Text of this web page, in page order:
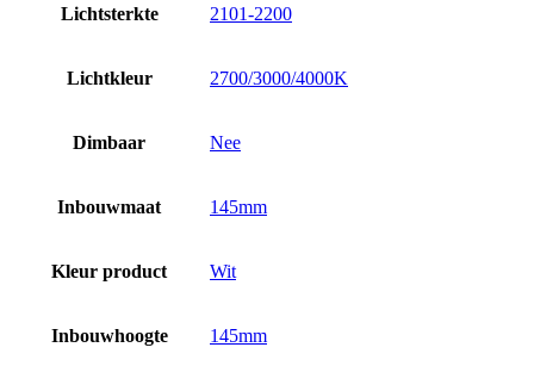
Lichtsterkte 2101-2200
Lichtkleur 2700/3000/4000K
Dimbaar Nee
Inbouwmaat 145mm
Kleur product Wit
Inbouwhoogte 145mm